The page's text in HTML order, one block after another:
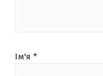
Ім'я *